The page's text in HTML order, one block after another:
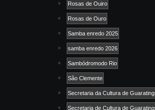
Rosas de Ouiro
Rosas de Ouro
Samba enredo 2025
samba enredo 2026
Sambódromodo Rio
São Clemente
Secretaria da Cultura de
Secretaria de Cultura de